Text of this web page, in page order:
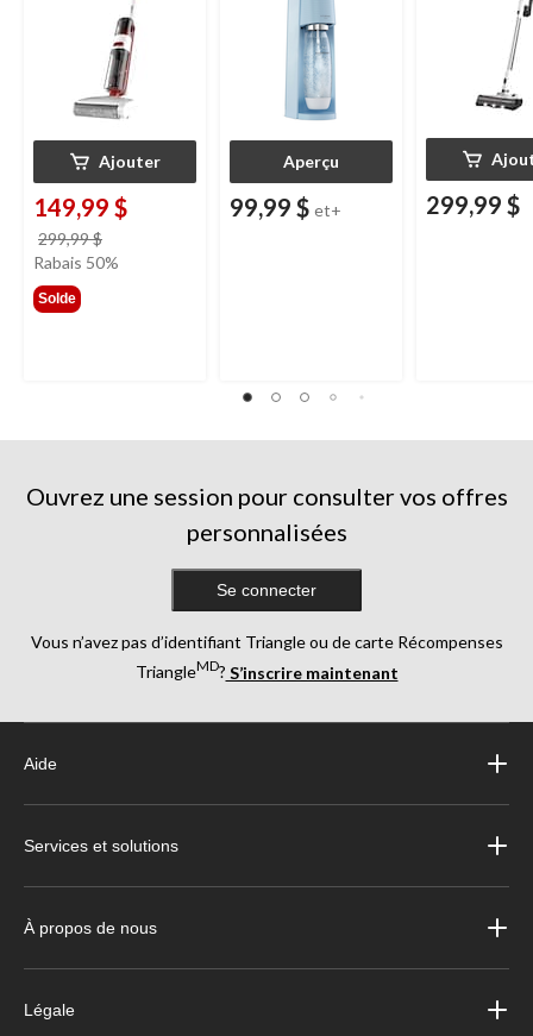
Ajouter
149,99 $
299,99 $
était
Rabais 50%
Solde
Aperçu
99,99 $ et+ 299,99 $
Ouvrez une session pour consulter vos offres
personnalisées
Se connecter
Vous n’avez pas d’identifiant Triangle ou de carte Récompenses
TriangleMD? S’inscrire maintenant
Aide
Services et solutions
À propos de nous
Légale